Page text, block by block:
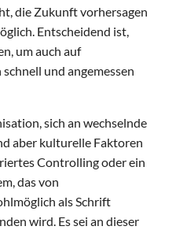
die Zukunft vorhersagen
Entscheidend ist,
um auch auf
und angemessen
sich an wechselnde
aber kulturelle Faktoren
Controlling oder ein
das von
als Schrift
wird. Es sei an dieser